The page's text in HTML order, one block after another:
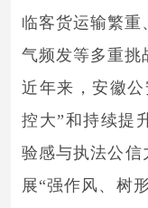
临客货运输繁重
气频发等多重挑
近年来，安徽
控大”和持续提
验感与执法公信
展“强作风、树